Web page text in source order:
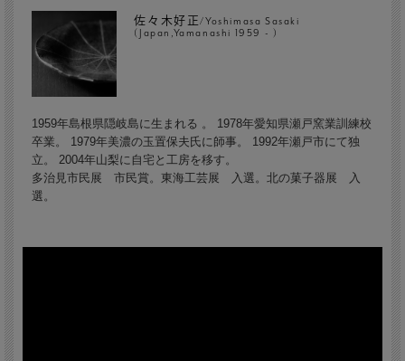
佐々木好正/Yoshimasa Sasaki
(Japan,Yamanashi 1959 - )
1959年島根県隠岐島に生まれる 。 1978年愛知県瀬戸窯業訓練校
卒業。 1979年美濃の玉置保夫氏に師事。 1992年瀬戸市にて独
立。 2004年山梨に自宅と工房を移す。
多治見市民展 市民賞。東海工芸展 入選。北の菓子器展 入
選。